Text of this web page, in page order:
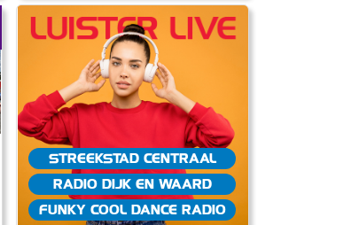
STREEKSTAD CENTRAAL
RADIO DIJK EN WAARD
FUNKY COOL DANCE RADIO